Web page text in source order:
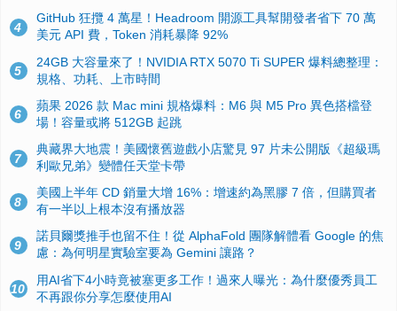
4
GitHub 狂攬 4 萬星！Headroom 開源工具幫開發者省下 70 萬
美元 API 費，Token 消耗暴降 92%
5
24GB 大容量來了！NVIDIA RTX 5070 Ti SUPER 爆料總整理：
規格、功耗、上市時間
6
蘋果 2026 款 Mac mini 規格爆料：M6 與 M5 Pro 異色搭檔登
場！容量或將 512GB 起跳
7
典藏界大地震！美國懷舊遊戲小店驚見 97 片未公開版《超級瑪
利歐兄弟》變體任天堂卡帶
8
美國上半年 CD 銷量大增 16%：增速約為黑膠 7 倍，但購買者
有一半以上根本沒有播放器
9
諾貝爾獎推手也留不住！從 AlphaFold 團隊解體看 Google 的焦
慮：為何明星實驗室要為 Gemini 讓路？
10
用AI省下4小時竟被塞更多工作！過來人曝光：為什麼優秀員工
不再跟你分享怎麼使用AI